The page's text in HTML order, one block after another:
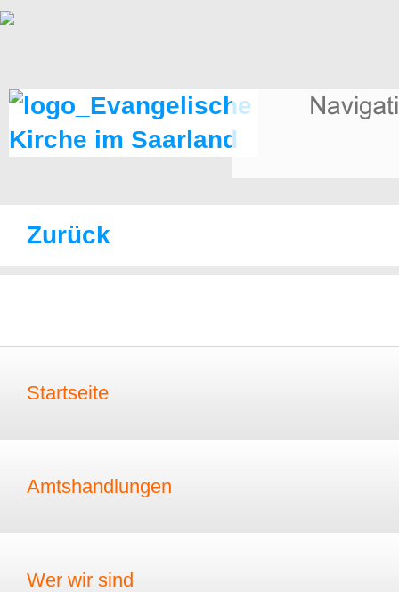
Zurück
Startseite
Amtshandlungen
Wer wir sind